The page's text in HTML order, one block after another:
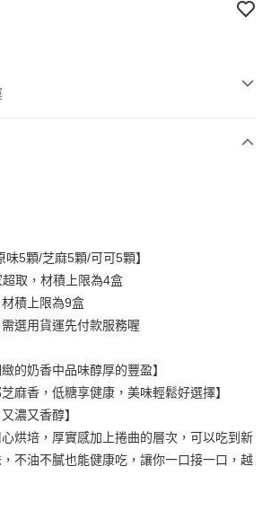
」】
收到商品之後才付款」的支付方式。 讓您購物簡單
、不需綁卡、不需儲值。
味5顆/芝麻5顆/可可5顆】
取，材積上限為4盒
積上限為9盒
選用貨運先付款服務喔
的奶香中品味醇厚的豐盈】
芝麻香，低糖享健康，美味輕鬆好選擇】
濃又香醇】
烘培，厚實感加上捲曲的層次，可以吃到新
不油不膩也能健康吃，讓你一口接一口，越